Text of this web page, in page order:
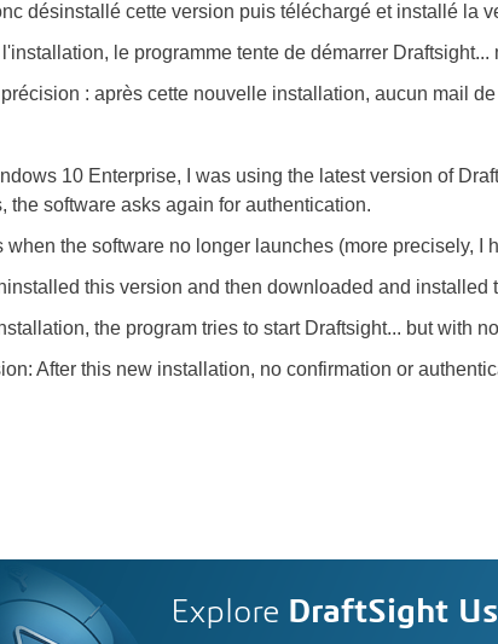
désinstallé cette version puis téléchargé et installé la
le programme tente de démarrer Draftsight...
: après cette nouvelle installation, aucun mail
10 Enterprise, I was using the latest version of
the software asks again for authentication.
when the software no longer launches (more precisely, I
this version and then downloaded and installed
the program tries to start Draftsight... but with
After this new installation, no confirmation or
Explore DraftSight